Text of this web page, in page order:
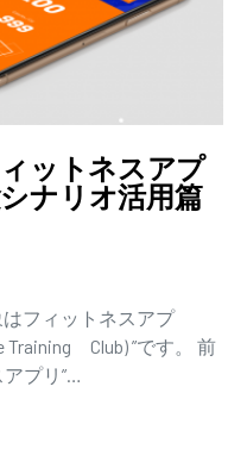
ィットネスアプ
ナリオ活用篇
はフィットネスアプ
Training Club) ”です。 前
プリ”…